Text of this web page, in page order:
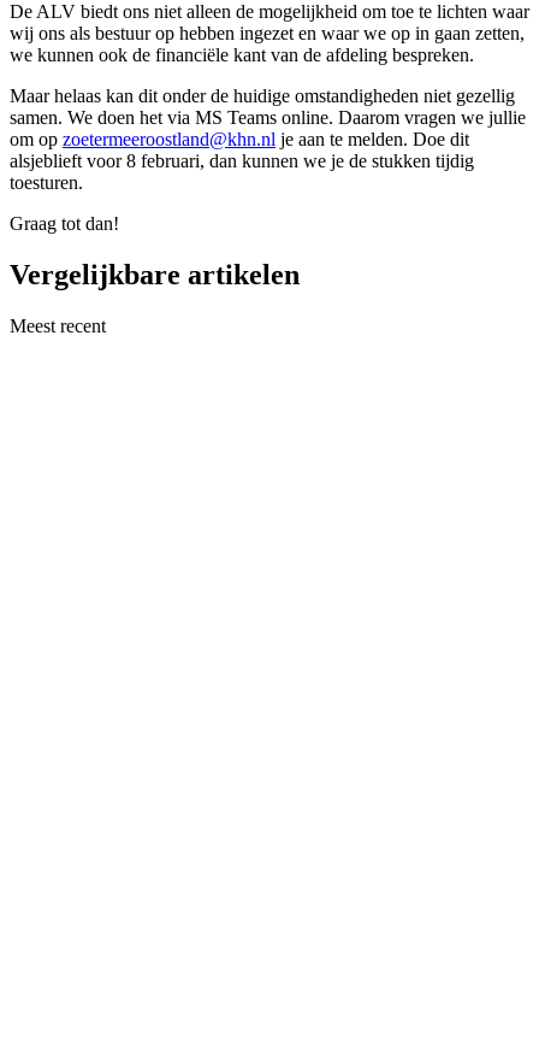
De ALV biedt ons niet alleen de mogelijkheid om toe te lichten waar
wij ons als bestuur op hebben ingezet en waar we op in gaan zetten,
we kunnen ook de financiële kant van de afdeling bespreken.
Maar helaas kan dit onder de huidige omstandigheden niet gezellig
samen. We doen het via MS Teams online. Daarom vragen we jullie
om op zoetermeeroostland@khn.nl je aan te melden. Doe dit
alsjeblieft voor 8 februari, dan kunnen we je de stukken tijdig
toesturen.
Graag tot dan!
Vergelijkbare artikelen
Meest recent